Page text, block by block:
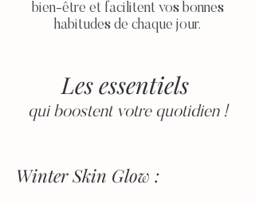
bien-être et facilitent vos bonnes
habitudes de chaque jour.
Les essentiels
qui boostent votre quotidien !
Winter Skin Glow :